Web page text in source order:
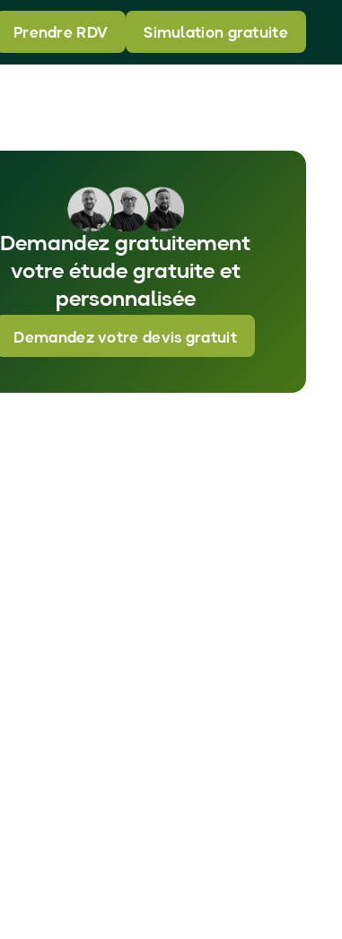
Prendre RDV Simulation gratuite
Demandez gratuitement
votre étude gratuite et
personnalisée
Demandez votre devis gratuit